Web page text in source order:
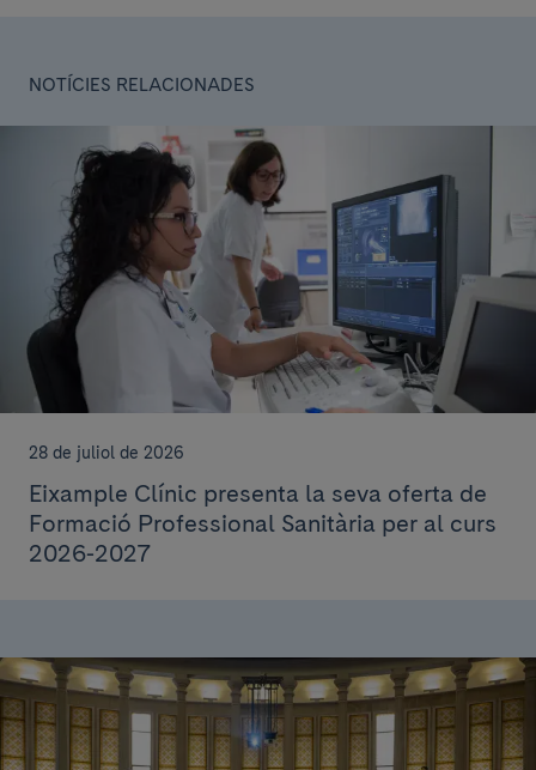
NOTÍCIES RELACIONADES
28 de juliol de 2026
Eixample Clínic presenta la seva oferta de
Formació Professional Sanitària per al curs
2026-2027